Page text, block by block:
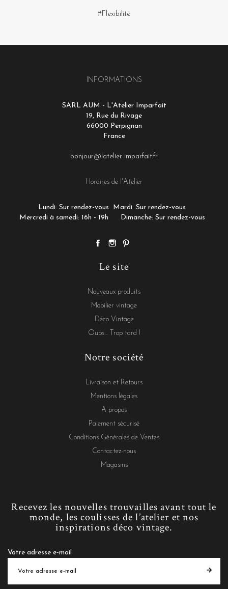
#Flexibilité
INFORMATIONS
SARL AUM - L'Atelier Imparfait
19, Rue du Rivage
66000 Perpignan
France
bonjour@latelier-imparfait.fr
Horaires de l'Atelier
Lundi: Sur rendez-vous
Mardi: Sur rendez-vous
Mercredi à samedi: 16h - 19h
Dimanche: Sur rendez-vous
Le site
Nouveaux produits
Mobilier vintage
Déco Vintage
Oups... Trop tard !
Notre société
Livraison et Retours
Mentions légales
A propos
Paiement sécurisé
Conditions Générales de Ventes
Contactez-nous
Magasins
Recevez les nouvelles trouvailles avant tout le
monde, les coulisses de l’atelier et nos
inspirations déco vintage.
Votre adresse e-mail